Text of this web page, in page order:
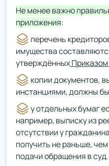
Не менее важно
приложения:
перечень
имущества
утверждённых
копии документов,
инстанциями, должны
у отдельных бумаг
например, выписку из
отсутствии у
получить не раньше,
подачи обращения в суд.